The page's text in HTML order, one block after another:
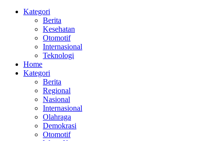
Kategori
Berita
Kesehatan
Otomotif
Internasional
Teknologi
Home
Kategori
Berita
Regional
Nasional
Internasional
Olahraga
Demokrasi
Otomotif